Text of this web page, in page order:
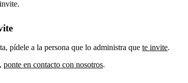
pídele a la persona que lo administra que te invite.
ponte en contacto con nosotros.